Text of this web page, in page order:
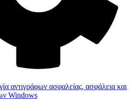
αντιγράφων ασφαλείας, ασφάλεια και
Windows